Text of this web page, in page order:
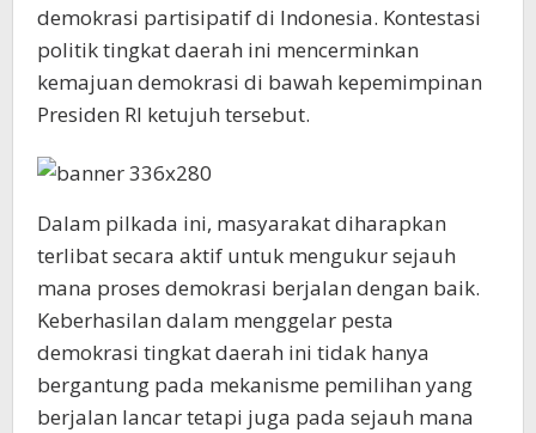
demokrasi partisipatif di Indonesia. Kontestasi
politik tingkat daerah ini mencerminkan
kemajuan demokrasi di bawah kepemimpinan
Presiden RI ketujuh tersebut.
Dalam pilkada ini, masyarakat diharapkan
terlibat secara aktif untuk mengukur sejauh
mana proses demokrasi berjalan dengan baik.
Keberhasilan dalam menggelar pesta
demokrasi tingkat daerah ini tidak hanya
bergantung pada mekanisme pemilihan yang
berjalan lancar tetapi juga pada sejauh mana